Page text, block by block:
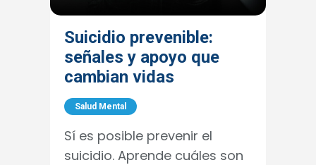
Suicidio prevenible:
señales y apoyo que
cambian vidas
Salud Mental
Sí es posible prevenir el
suicidio. Aprende cuáles son